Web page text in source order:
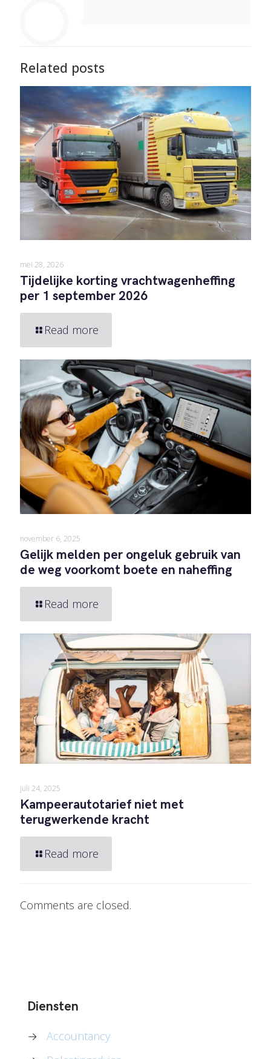
Related posts
mei 28, 2026
Tijdelijke korting vrachtwagenheffing
per 1 september 2026
Read more
november 6, 2025
Gelijk melden per ongeluk gebruik van
de weg voorkomt boete en naheffing
Read more
juli 24, 2025
Kampeerautotarief niet met
terugwerkende kracht
Read more
Comments are closed.
Diensten
→
Accountancy